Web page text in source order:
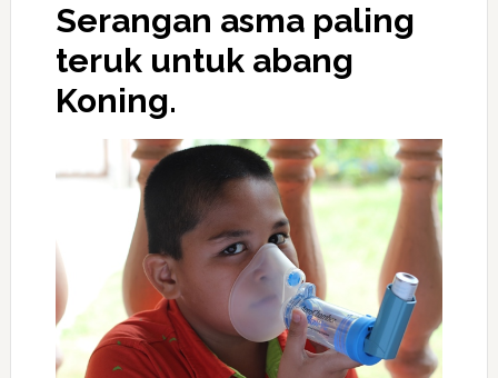
Serangan asma paling
teruk untuk abang
Koning.